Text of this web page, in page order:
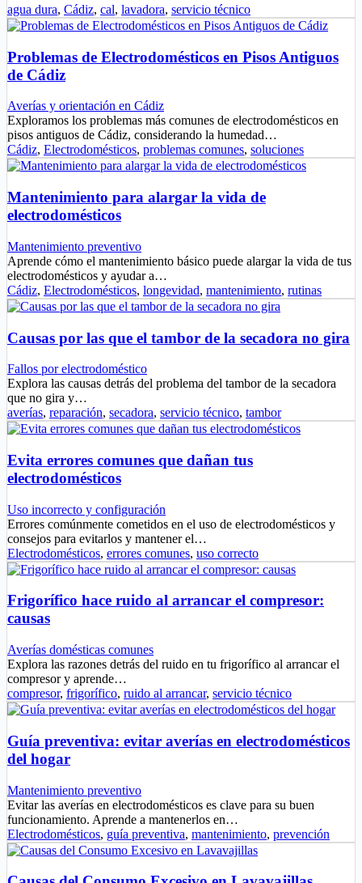
agua dura, Cádiz, cal, lavadora, servicio técnico
Problemas de Electrodomésticos en Pisos Antiguos
de Cádiz
Averías y orientación en Cádiz
Exploramos los problemas más comunes de electrodomésticos en
pisos antiguos de Cádiz, considerando la humedad…
Cádiz, Electrodomésticos, problemas comunes, soluciones
Mantenimiento para alargar la vida de
electrodomésticos
Mantenimiento preventivo
Aprende cómo el mantenimiento básico puede alargar la vida de tus
electrodomésticos y ayudar a…
Cádiz, Electrodomésticos, longevidad, mantenimiento, rutinas
Causas por las que el tambor de la secadora no gira
Fallos por electrodoméstico
Explora las causas detrás del problema del tambor de la secadora
que no gira y…
averías, reparación, secadora, servicio técnico, tambor
Evita errores comunes que dañan tus
electrodomésticos
Uso incorrecto y configuración
Errores comúnmente cometidos en el uso de electrodomésticos y
consejos para evitarlos y mantener el…
Electrodomésticos, errores comunes, uso correcto
Frigorífico hace ruido al arrancar el compresor:
causas
Averías domésticas comunes
Explora las razones detrás del ruido en tu frigorífico al arrancar el
compresor y aprende…
compresor, frigorífico, ruido al arrancar, servicio técnico
Guía preventiva: evitar averías en electrodomésticos
del hogar
Mantenimiento preventivo
Evitar las averías en electrodomésticos es clave para su buen
funcionamiento. Aprende a mantenerlos en…
Electrodomésticos, guía preventiva, mantenimiento, prevención